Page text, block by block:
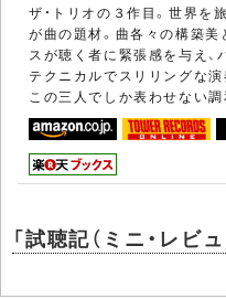
ザ・トリオの３作目。世界を
が曲の題材。曲各々の構築
スが聴く者に緊張感を与え、
テクニカルでスリリングな
この三人でしか表わせない調
「試聴記（ミニ・レビ